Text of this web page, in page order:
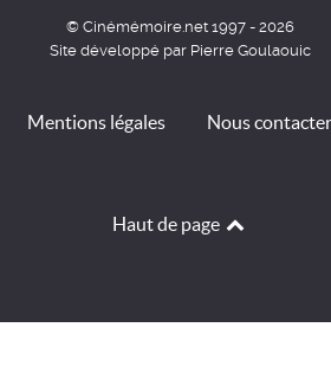
© Cinémémoire.net 1997 - 2026
Site développé par Pierre Goulaouic
Mentions légales Nous contacter
Haut de page